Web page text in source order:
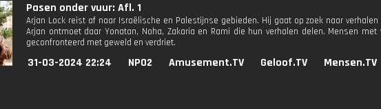
Pasen onder vuur: Afl. 1
Arjan Lock reist af naar Israëlische en Palestijnse gebieden. Hij gaat op zoek naar
Arjan ontmoet daar Yonatan, Noha, Zakaria en Rami die hun verhalen delen. Mensen
geconfronteerd met geweld en verdriet.
31-03-2024 22:24 NPO2 Amusement.TV Geloof.TV Mensen.TV